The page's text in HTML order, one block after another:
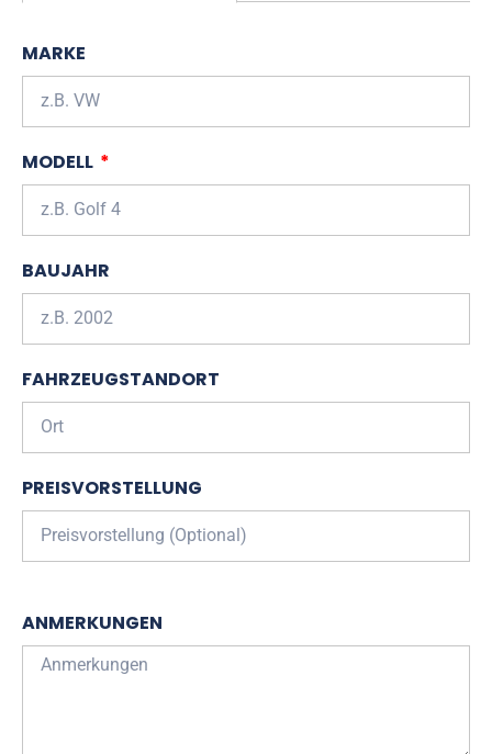
MARKE
MODELL
BAUJAHR
FAHRZEUGSTANDORT
PREISVORSTELLUNG
ANMERKUNGEN